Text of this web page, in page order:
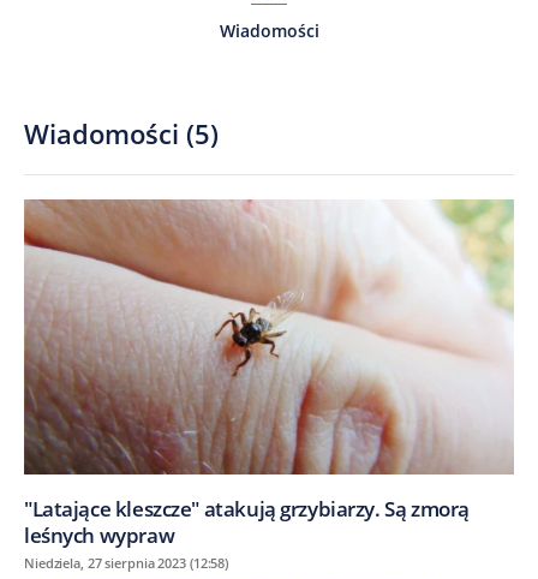
Wiadomości
Wiadomości (5)
"Latające kleszcze" atakują grzybiarzy. Są zmorą
leśnych wypraw
Niedziela, 27 sierpnia 2023 (12:58)